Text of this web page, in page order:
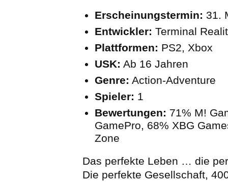
Erscheinungstermin: 31.
Entwickler: Terminal
Plattformen: PS2, Xbox
USK: Ab 16 Jahren
Genre: Action-Adventure
Spieler: 1
Bewertungen: 71% M!
GamePro, 68% XBG
Zone
Das perfekte Leben … die
Die perfekte Gesellschaft,